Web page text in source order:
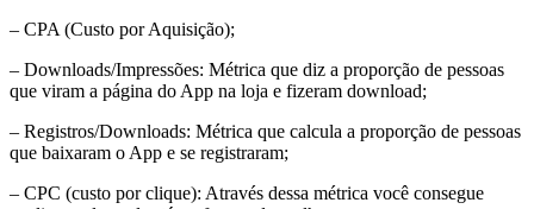
– CPA (Custo por Aquisição);
– Downloads/Impressões: Métrica que diz a proporção de pessoas
que viram a página do App na loja e fizeram download;
– Registros/Downloads: Métrica que calcula a proporção de pessoas
que baixaram o App e se registraram;
– CPC (custo por clique): Através dessa métrica você consegue